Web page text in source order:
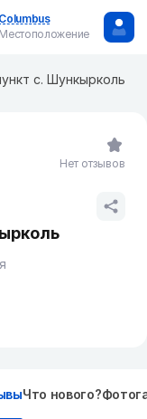
Columbus
Местоположение
с. Шункырколь
Нет отзывов
Что нового?